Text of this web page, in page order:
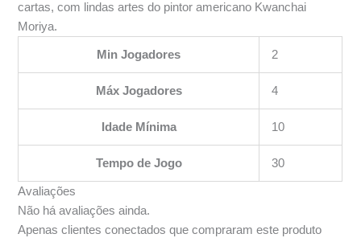
cartas, com lindas artes do pintor americano Kwanchai
Moriya.
Min Jogadores 2
Máx Jogadores 4
Idade Mínima 10
Tempo de Jogo 30
Avaliações
Não há avaliações ainda.
Apenas clientes conectados que compraram este produto